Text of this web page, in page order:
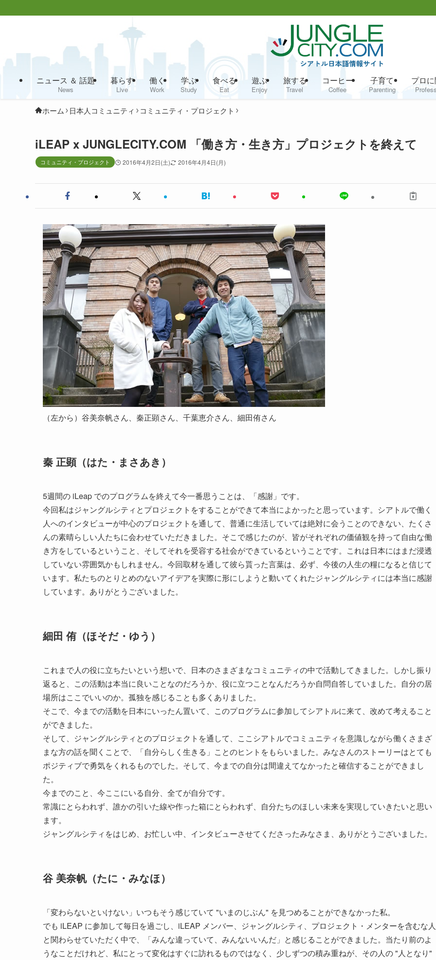
ニュース ＆ 話題
News
暮らす
Live
働く
Work
学ぶ
Study
食べる
Eat
遊ぶ
Enjoy
旅する
Travel
コーヒー
Coffee
子育て
Parenting
プロ
ホーム 日本人コミュニティ コミュニティ・プロジェクト
iLEAP x JUNGLECITY.COM 「働き方・生き方」プロジェクトを終えて
コミュニティ・プロジェクト 2016年4月2日(土) 2016年4月4日(月)
（左から）谷美奈帆さん、秦正顕さん、千葉恵介さん、細田侑さん
秦 正顕（はた・まさあき）
5週間の iLeap でのプログラムを終えて今一番思うことは、「感謝」です。
今回私はジャングルシティとプロジェクトをすることができて本当によかったと思っています。シアトルで働く
人へのインタビューが中心のプロジェクトを通して、普通に生活していては絶対に会うことのできない、たくさ
んの素晴らしい人たちに会わせていただきました。そこで感じたのが、皆がそれぞれの価値観を持って自由な働
き方をしているということ、そしてそれを受容する社会ができているということです。これは日本にはまだ浸透
していない雰囲気かもしれません。今回取材を通して彼ら貰った言葉は、必ず、今後の人生の糧になると信じて
います。私たちのとりとめのないアイデアを実際に形にしようと動いてくれたジャングルシティには本当に感謝
しています。ありがとうございました。
細田 侑（ほそだ・ゆう）
これまで人の役に立ちたいという想いで、日本のさまざまなコミュニティの中で活動してきました。しかし振り
返ると、この活動は本当に良いことなのだろうか、役に立つことなんだろうか自問自答していました。自分の居
場所はここでいいのか。孤独を感じることも多くありました。
そこで、今までの活動を日本にいったん置いて、このプログラムに参加してシアトルに来て、改めて考えること
ができました。
そして、ジャングルシティとのプロジェクトを通して、ここシアトルでコミュニティを意識しながら働くさまざ
まな方の話を聞くことで、「自分らしく生きる」ことのヒントをもらいました。みなさんのストーリーはとても
ポジティブで勇気をくれるものでした。そして、今までの自分は間違えてなかったと確信することができまし
た。
今までのこと、今ここにいる自分、全てが自分です。
常識にとらわれず、誰かの引いた線や作った箱にとらわれず、自分たちのほしい未来を実現していきたいと思い
ます。
ジャングルシティをはじめ、お忙しい中、インタビューさせてくださったみなさま、ありがとうございました。
谷 美奈帆（たに・みなほ）
「変わらないといけない」いつもそう感じていて "いまのじぶん" を見つめることができなかった私。
でも iLEAP に参加して毎日を過ごし、iLEAP メンバー、ジャングルシティ、プロジェクト・メンターを含むな人
と関わらせていただく中で、「みんな違っていて、みんないいんだ」と感じることができました。当たり前のよ
うなことだけれど、私にとって変化はすぐに訪れるものではなく、少しずつの積み重ねが、その人の "人となり"